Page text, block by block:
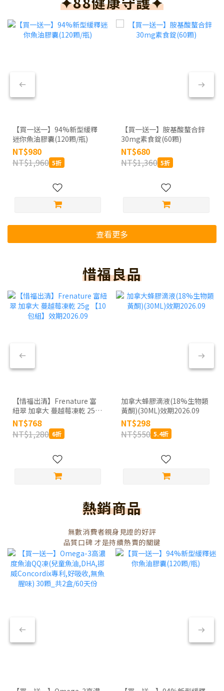
【買一送一】94%新型緩釋
迷你魚油膠囊(120顆/瓶)
NT$980
NT$1,960 5折
【買一送一】胺基酸螯合鋅
30mg素食錠(60顆)
NT$680
NT$1,360 5折
查看更多
惜福良品
【惜福出清】Frenature 富
紐翠 加拿大 蔓越莓凍乾 25g
【10包組】效期2026.09
NT$768
NT$1,280 6折
加拿大蜂膠滴液(18%生物類
黃酮)(30ML)效期2026.09
NT$298
NT$550 5.4折
熱銷商品
無數消費者親身見證的好評
品質口碑 才是持續熱賣的關鍵